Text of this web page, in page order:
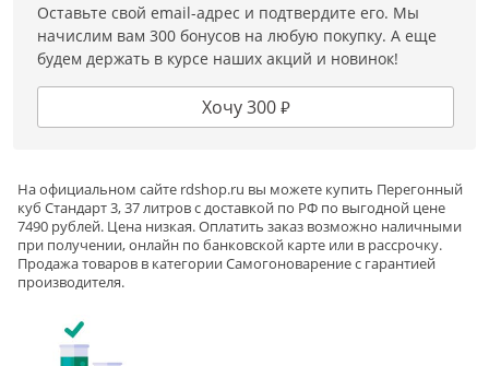
Оставьте свой email-адрес и подтвердите его. Мы
начислим вам 300 бонусов на любую покупку. А еще
будем держать в курсе наших акций и новинок!
Хочу 300 ₽
На официальном сайте rdshop.ru вы можете купить Перегонный
куб Стандарт 3, 37 литров с доставкой по РФ по выгодной цене
7490 рублей. Цена низкая. Оплатить заказ возможно наличными
при получении, онлайн по банковской карте или в рассрочку.
Продажа товаров в категорииСамогоноварениес гарантией
производителя.